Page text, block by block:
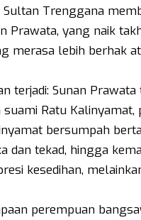
Sultan Trenggana
Prawata, yang naik
merasa lebih berhak
terjadi: Sunan
Ratu
bersumpah
dan tekad, hingga
kesedihan,
perempuan